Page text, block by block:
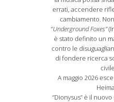
errati, accendere
cambiamento.
“Underground Foxes”
è stato definito un
contro le
di fondere ricerca
A maggio 2026
“Dionysus” è il